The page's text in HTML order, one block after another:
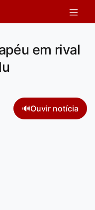
em rival
🔊Ouvir notícia